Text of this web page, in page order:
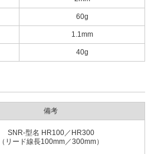
60g
1.1mm
40g
備考
SNR-型名 HR100／HR300
（リード線長100mm／300mm）